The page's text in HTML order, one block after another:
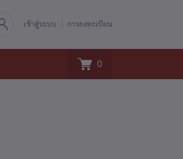
เข้าสู่ระบบ การลงทะเบียน
0